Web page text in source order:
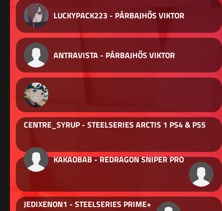
LUCKYPACK223 - PÁRBAJHŐS VIKTOR
ANTRAVISTA - PÁRBAJHŐS VIKTOR
CENTRE_SYRUP - STEELSERIES ARCTIS 1 PS4 & PS5
KAKAOBAB - REDRAGON SNIPER PRO
JEDIXENON1 - STEELSERIES PRIME+